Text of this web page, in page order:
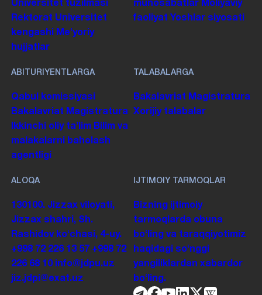
Universitet tuzilmasi
Rektorat Universitet
kengashi
Me'yoriy
hujjatlar
munosabatlar Moliyaviy
faoliyat Yoshlar siyosati
ABITURIYENTLARGA
Qabul komissiyasi
Bakalavriat Magistratura
Ikkinchi oliy taʼlim Bilim va
malakalarni baholash
agentligi
TALABALARGA
Bakalavriat Magistratura
Xorijiy talabalar
ALOQA
130100. Jizzax viloyati,
Jizzax shahri, Sh.
Rashidov koʻchasi, 4-uy.
+998 72 226 13 57 +998 72
226 68 10 info@jdpu.uz
jiz.jdpi@exat.uz
IJTIMOIY TARMOQLAR
Bizning ijtimoiy
tarmoqlarda obuna
boʻling va taraqqiyotimiz
haqidagi soʻnggi
yangiliklardan xabardor
boʻling.